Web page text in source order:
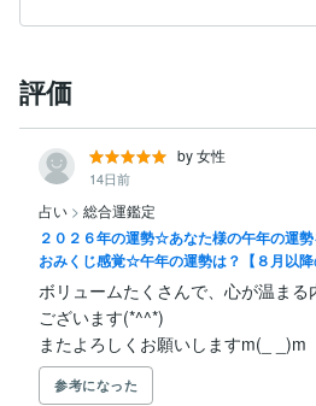
評価
by 女性
14日前
占い > 総合運鑑定
２０２６年の運勢☆あなた様の午年の運
おみくじ感覚☆午年の運勢は？【８月以降
ボリュームたくさんで、心が温まる
ございます(*^^*)
またよろしくお願いしますm(_ _)m
参考になった